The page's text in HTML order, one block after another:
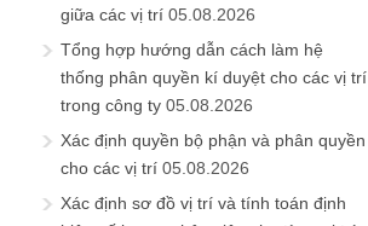
giữa các vị trí 05.08.2026
Tổng hợp hướng dẫn cách làm hệ
thống phân quyền kí duyệt cho các vị trí
trong công ty 05.08.2026
Xác định quyền bộ phận và phân quyền
cho các vị trí 05.08.2026
Xác định sơ đồ vị trí và tính toán định